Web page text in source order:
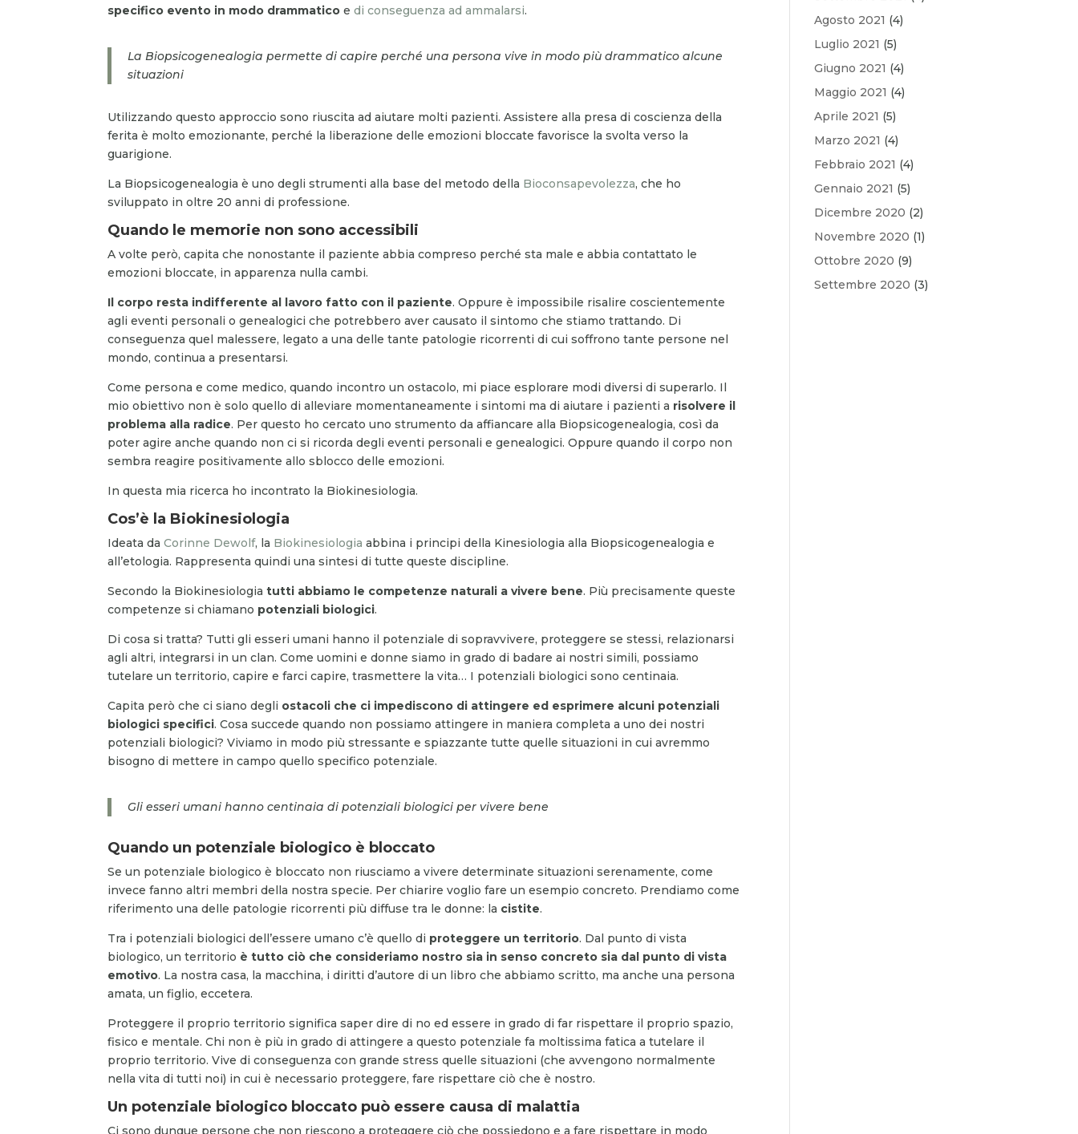
specifico evento in modo drammaticoedi conseguenza ad ammalarsi.
La Biopsicogenealogia permette di capire perché una persona vive in modo più drammatico alcune
situazioni
Utilizzando questo approccio sono riuscita ad aiutare molti pazienti. Assistere alla presa di coscienza della
ferita è molto emozionante, perché la liberazione delle emozioni bloccate favorisce la svolta verso la
guarigione.
La Biopsicogenealogia è uno degli strumenti alla base del metodo della Bioconsapevolezza, che ho
sviluppato in oltre 20 anni di professione.
Quando le memorie non sono accessibili
A volte però, capita che nonostante il paziente abbia compreso perché sta male e abbia contattato le
emozioni bloccate, in apparenza nulla cambi.
Il corpo resta indifferente al lavoro fatto con il paziente. Oppure è impossibile risalire coscientemente
agli eventi personali o genealogici che potrebbero aver causato il sintomo che stiamo trattando. Di
conseguenza quel malessere, legato a una delle tante patologie ricorrenti di cui soffrono tante persone nel
mondo, continua a presentarsi.
Come persona e come medico, quando incontro un ostacolo, mi piace esplorare modi diversi di superarlo. Il
mio obiettivo non è solo quello di alleviare momentaneamente i sintomi ma di aiutare i pazienti a risolvere il
problema alla radice. Per questo ho cercato uno strumento da affiancare alla Biopsicogenealogia, così da
poter agire anche quando non ci si ricorda degli eventi personali e genealogici. Oppure quando il corpo non
sembra reagire positivamente allo sblocco delle emozioni.
In questa mia ricerca ho incontrato la Biokinesiologia.
Cos’è la Biokinesiologia
Ideata daCorinne Dewolf, la Biokinesiologia abbina i principi della Kinesiologia alla Biopsicogenealogia e
all’etologia. Rappresenta quindi una sintesi di tutte queste discipline.
Secondo la Biokinesiologiatutti abbiamo le competenze naturali a vivere bene. Più precisamente queste
competenze si chiamano potenziali biologici.
Di cosa si tratta? Tutti gli esseri umani hanno il potenziale di sopravvivere, proteggere se stessi, relazionarsi
agli altri, integrarsi in un clan. Come uomini e donne siamo in grado di badare ai nostri simili, possiamo
tutelare un territorio, capire e farci capire, trasmettere la vita… I potenziali biologici sono centinaia.
Capita però che ci siano degli ostacoli che ci impediscono di attingere ed esprimere alcuni potenziali
biologici specifici. Cosa succede quando non possiamo attingere in maniera completa a uno dei nostri
potenziali biologici? Viviamo in modo più stressante e spiazzante tutte quelle situazioni in cui avremmo
bisogno di mettere in campo quello specifico potenziale.
Gli esseri umani hanno centinaia di potenziali biologici per vivere bene
Quando un potenziale biologico è bloccato
Se un potenziale biologico è bloccato non riusciamo a vivere determinate situazioni serenamente, come
invece fanno altri membri della nostra specie. Per chiarire voglio fare un esempio concreto. Prendiamo come
riferimento una delle patologie ricorrenti più diffuse tra le donne: la cistite.
Tra i potenziali biologici dell’essere umano c’è quello di proteggere un territorio. Dal punto di vista
biologico, un territorio è tutto ciò che consideriamo nostro sia in senso concreto sia dal punto di vista
emotivo. La nostra casa, la macchina, i diritti d’autore di un libro che abbiamo scritto, ma anche una persona
amata, un figlio, eccetera.
Proteggere il proprio territorio significa saper dire di no ed essere in grado di far rispettare il proprio spazio,
fisico e mentale. Chi non è più in grado di attingere a questo potenziale fa moltissima fatica a tutelare il
proprio territorio. Vive di conseguenza con grande stress quelle situazioni (che avvengono normalmente
nella vita di tutti noi) in cui è necessario proteggere, fare rispettare ciò che è nostro.
Un potenziale biologico bloccato può essere causa di malattia
Ci sono dunque persone che non riescono a proteggere ciò che possiedono e a fare rispettare in modo
Agosto 2021 (4)
Luglio 2021 (5)
Giugno 2021 (4)
Maggio 2021 (4)
Aprile 2021 (5)
Marzo 2021 (4)
Febbraio 2021 (4)
Gennaio 2021 (5)
Dicembre 2020 (2)
Novembre 2020 (1)
Ottobre 2020 (9)
Settembre 2020 (3)